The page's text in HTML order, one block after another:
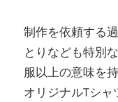
制作を依頼する
とりなども特別
服以上の意味を
オリジナルTシ